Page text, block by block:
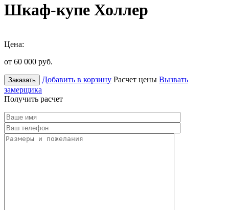
Шкаф-купе Холлер
Цена:
от 60 000 руб.
Заказать Добавить в корзину Расчет цены Вызвать
замерщика
Получить расчет